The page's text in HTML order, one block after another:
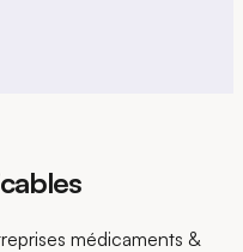
médicaments &